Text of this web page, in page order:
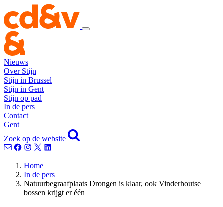
Nieuws
Over Stijn
Stijn in Brussel
Stijn in Gent
Stijn op pad
In de pers
Contact
Gent
Zoek op de website
Home
In de pers
Natuurbegraafplaats Drongen is klaar, ook Vinderhoutse
bossen krijgt er één